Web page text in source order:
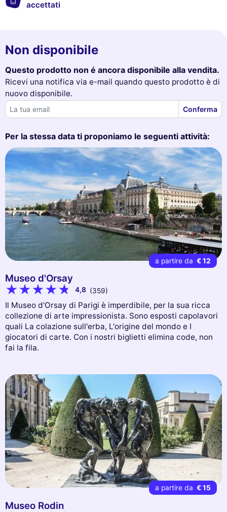
accettati
Non disponibile
Questo prodotto non é ancora disponibile alla vendita.
Ricevi una notifica via e-mail quando questo prodotto è di
nuovo disponibile.
Conferma
Per la stessa data ti proponiamo le seguenti attività:
a partire da € 12
Museo d'Orsay
4,8 (359)
Il Museo d'Orsay di Parigi è imperdibile, per la sua ricca
collezione di arte impressionista. Sono esposti capolavori
quali La colazione sull'erba, L'origine del mondo e I
giocatori di carte. Con i nostri biglietti elimina code, non
fai la fila.
a partire da € 15
Museo Rodin